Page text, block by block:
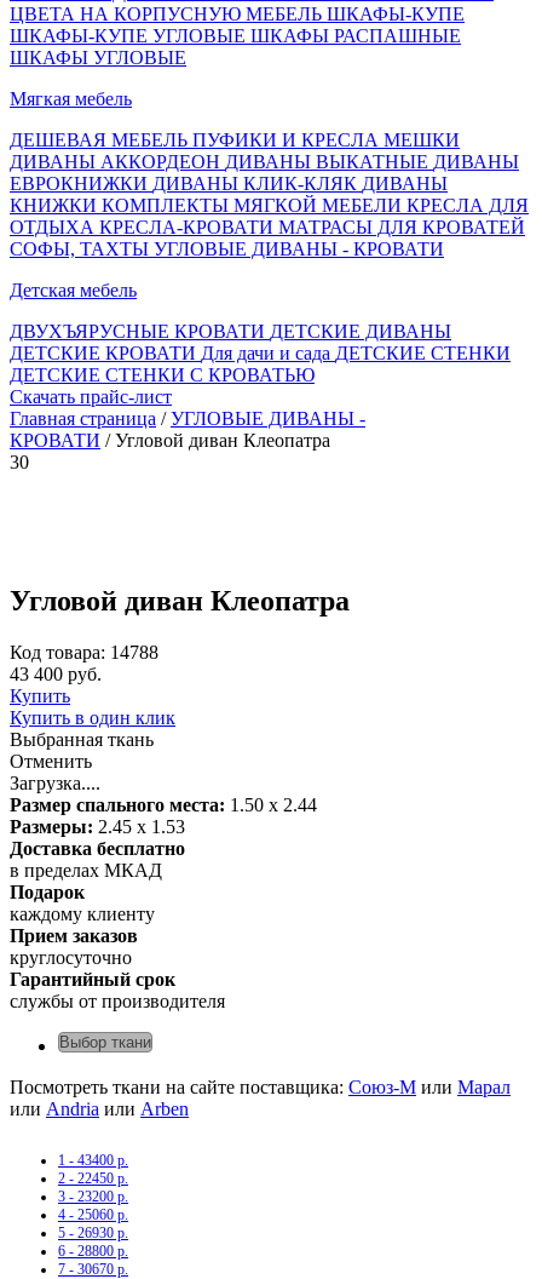
ЦВЕТА НА КОРПУСНУЮ МЕБЕЛЬ ШКАФЫ-КУПЕ
ШКАФЫ-КУПЕ УГЛОВЫЕ ШКАФЫ РАСПАШНЫЕ
ШКАФЫ УГЛОВЫЕ
Мягкая мебель
ДЕШЕВАЯ МЕБЕЛЬ ПУФИКИ И КРЕСЛА МЕШКИ
ДИВАНЫ АККОРДЕОН ДИВАНЫ ВЫКАТНЫЕ ДИВАНЫ
ЕВРОКНИЖКИ ДИВАНЫ КЛИК-КЛЯК ДИВАНЫ
КНИЖКИ КОМПЛЕКТЫ МЯГКОЙ МЕБЕЛИ КРЕСЛА ДЛЯ
ОТДЫХА КРЕСЛА-КРОВАТИ МАТРАСЫ ДЛЯ КРОВАТЕЙ
СОФЫ, ТАХТЫ УГЛОВЫЕ ДИВАНЫ - КРОВАТИ
Детская мебель
ДВУХЪЯРУСНЫЕ КРОВАТИ ДЕТСКИЕ ДИВАНЫ
ДЕТСКИЕ КРОВАТИ Для дачи и сада ДЕТСКИЕ СТЕНКИ
ДЕТСКИЕ СТЕНКИ С КРОВАТЬЮ
Скачать прайс-лист
Главная страница /УГЛОВЫЕ ДИВАНЫ -
КРОВАТИ / Угловой диван Клеопатра
30
Угловой диван Клеопатра
Код товара: 14788
43 400 руб.
Купить
Купить в один клик
Выбранная ткань
Отменить
Загрузка....
Размер спального места: 1.50 х 2.44
Размеры: 2.45 х 1.53
Доставка бесплатно
в пределах МКАД
Подарок
каждому клиенту
Прием заказов
круглосуточно
Гарантийный срок
службы от производителя
Выбор ткани
Посмотреть ткани на сайте поставщика: Союз-М или Марал
или Andria или Arben
1 - 43400 р.
2 - 22450 р.
3 - 23200 р.
4 - 25060 р.
5 - 26930 р.
6 - 28800 р.
7 - 30670 р.